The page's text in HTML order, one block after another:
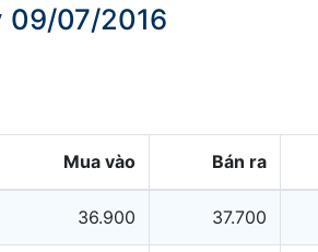
09/07/2016
Mua vào Bán ra
36.900 37.700